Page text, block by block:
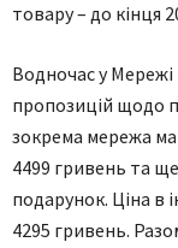
товару – до кінця
Водночас у
пропозицій щодо
зокрема мережа
4499 гривень та
подарунок. Ціна в
4295 гривень.